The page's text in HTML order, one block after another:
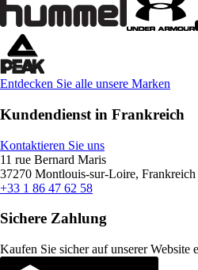
Entdecken Sie alle unsere Marken
Kundendienst in Frankreich
Kontaktieren Sie uns
11 rue Bernard Maris
37270 Montlouis-sur-Loire, Frankreich
+33 1 86 47 62 58
Sichere Zahlung
Kaufen Sie sicher auf unserer Website